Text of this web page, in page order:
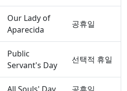
Our Lady of
Aparecida
공휴일
Public
Servant's Day
선택적 휴일